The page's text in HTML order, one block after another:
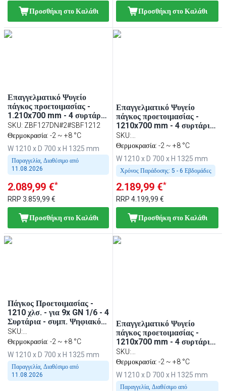
Προσθήκη στο Καλάθι Προσθήκη στο Καλάθι
Επαγγελματικό Ψυγείο
πάγκος προετοιμασίας -
1.210x700 mm - 4 συρτάρια
- για 9x GN 1/6 λεκανάκια
SKU: ZBF127DN#2#SBF1212
Θερμοκρασία: -2 ~ +8 °C
W 1210 x D 700 x H 1325 mm
Παραγγελία, Διαθέσιμο από
11.08.2026
2.089,99 €*
RRP 3.859,99 €
Προσθήκη στο Καλάθι
Επαγγελματικό Ψυγείο
πάγκος προετοιμασίας -
1210x700 mm - 4 συρτάρια
- για 9x GN 1/6 λεκανάκια -
περιλ. επαφής (Contact
grill)
SKU:
ZBF127DN#KGKB200#2SBF
Θερμοκρασία: -2 ~ +8 °C
W 1210 x D 700 x H 1325 mm
Χρόνος Παράδοσης: 5 - 6 Εβδομάδες
2.189,99 €*
RRP4.199,99 €
Προσθήκη στο Καλάθι
Πάγκος Προετοιμασίας -
1210 χλσ. - για 9x GN 1/6 - 4
Συρτάρια - συμπ. Ψηφιακό
Γκριλ Επαφής
SKU:
ZBF127DN#DKGJ322#2SBF
Θερμοκρασία: -2 ~ +8 °C
W 1210 x D 700 x H 1325 mm
Παραγγελία, Διαθέσιμο από
11.08.2026
Επαγγελματικό Ψυγείο
πάγκος προετοιμασίας -
1210x700 mm - 4 συρτάρια
- για 9x GN 1/6 λεκανάκια -
περιλ. τοστιέρα επαφής
(contact grill)
SKU:
ZBF127DN#KGKB300#2SBF
Θερμοκρασία: -2 ~ +8 °C
W 1210 x D 700 x H 1325 mm
Παραγγελία, Διαθέσιμο από